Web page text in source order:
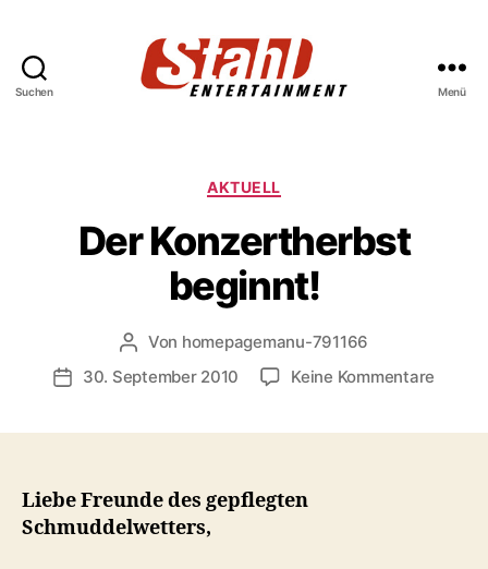
Suchen Menü
Kategorien
AKTUELL
Der Konzertherbst
beginnt!
Beitragsautor
Von homepagemanu-791166
Veröffentlichungsdatum
30. September 2010 Keine Kommentare
Liebe Freunde des gepflegten
Schmuddelwetters,